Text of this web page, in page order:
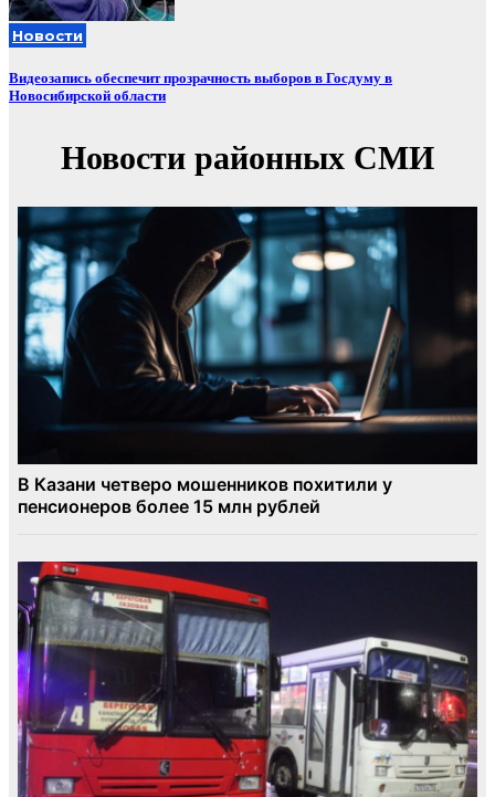
Новости
Видеозапись обеспечит прозрачность выборов в Госдуму в
Новосибирской области